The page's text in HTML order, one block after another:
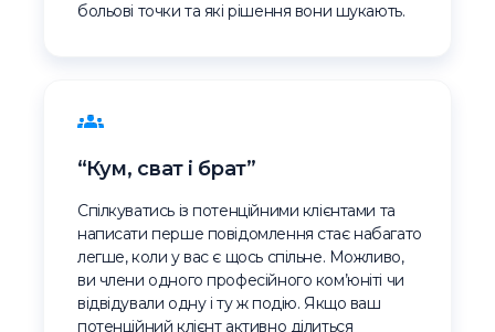
больові точки та які рішення вони шукають.
“Кум, сват і брат”
Спілкуватись із потенційними клієнтами та
написати перше повідомлення стає набагато
легше, коли у вас є щось спільне. Можливо,
ви члени одного професійного ком’юніті чи
відвідували одну і ту ж подію. Якщо ваш
потенційний клієнт активно ділиться